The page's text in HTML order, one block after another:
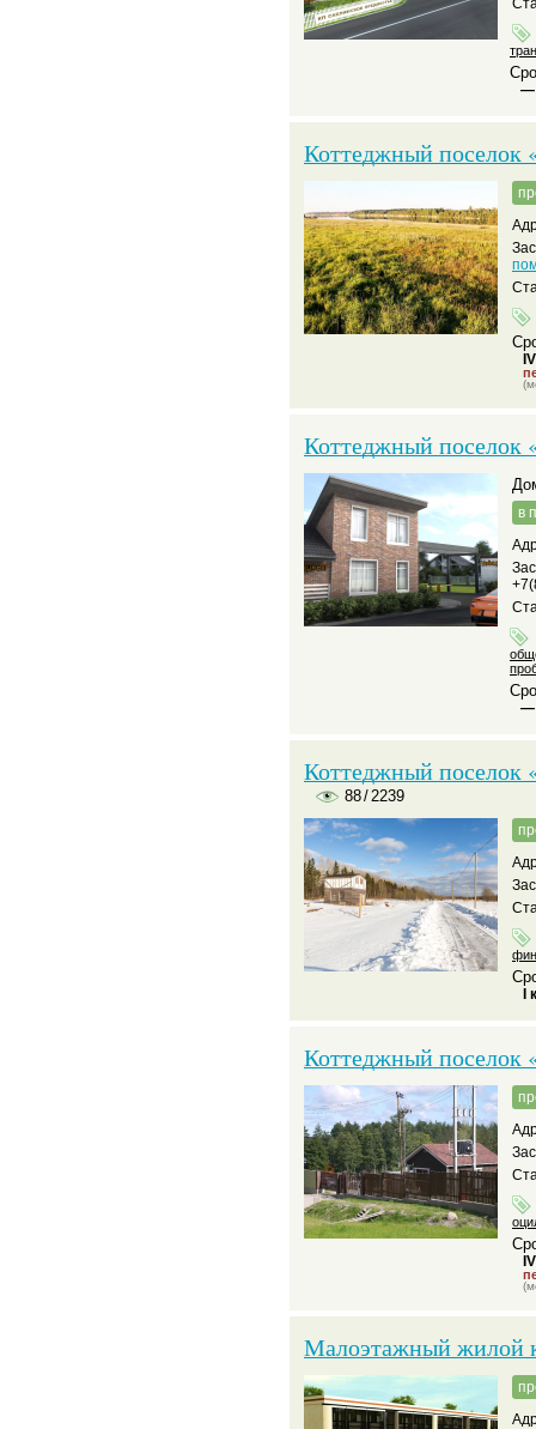
—
Коттеджный поселок
Коттеджный поселок
в
—
Коттеджный
88/2239
I
Коттеджный поселок
Малоэтажный жилой